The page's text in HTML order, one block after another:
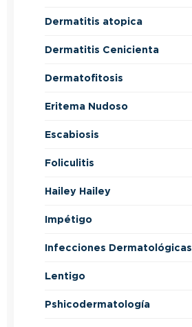
Dermatitis atopica
Dermatitis Cenicienta
Dermatofitosis
Eritema Nudoso
Escabiosis
Foliculitis
Hailey Hailey
Impétigo
Infecciones Dermatológicas
Lentigo
Pshicodermatología